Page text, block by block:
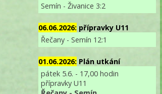
Semín - Živanice 3:2
06.06.2026: přípravky U11
Řečany - Semín 12:1
01.06.2026: Plán utkání
pátek 5.6. - 17,00 hodin
přípravky U11